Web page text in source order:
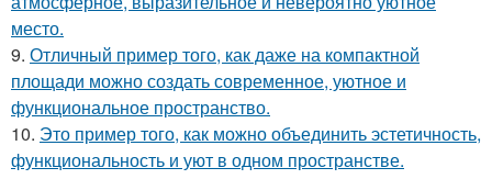
место.
9. Отличный пример того, как даже на компактной
площади можно создать современное, уютное и
функциональное пространство.
10. Это пример того, как можно объединить эстетичность,
функциональность и уют в одном пространстве.